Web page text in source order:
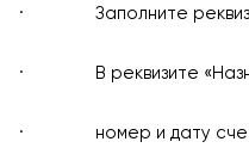
· Заполните
· В реквизите
· номер и дату